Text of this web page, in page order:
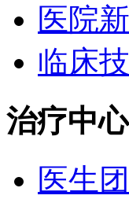
医院
临床
治疗中心
医生